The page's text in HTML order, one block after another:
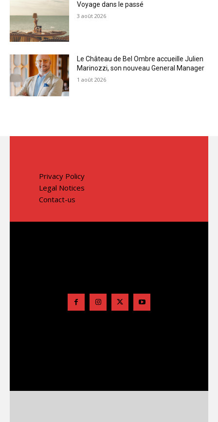
Voyage dans le passé
3 août 2026
Le Château de Bel Ombre accueille Julien
Marinozzi, son nouveau General Manager
1 août 2026
Privacy Policy
Legal Notices
Contact-us